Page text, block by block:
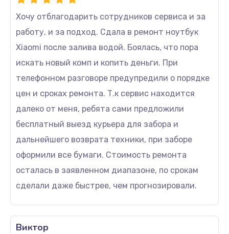
Хочу отблагодарить сотрудников сервиса и за
работу, и за подход. Сдала в ремонт ноутбук
Xiaomi после залива водой. Боялась, что пора
искать новый комп и копить деньги. При
телефонном разговоре предупредили о порядке
цен и сроках ремонта. Т.к сервис находится
далеко от меня, ребята сами предложили
бесплатный выезд курьера для забора и
дальнейшего возврата техники, при заборе
оформили все бумаги. Стоимость ремонта
осталась в заявленном диапазоне, по срокам
сделали даже быстрее, чем прогнозировали.
Виктор